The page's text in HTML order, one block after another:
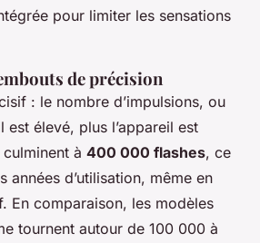
pour limiter les sensations
de précision
: le nombre d’impulsions, ou
est élevé, plus l’appareil est
à 400 000 flashes, ce
années d’utilisation, même en
En comparaison, les modèles
tournent autour de 100 000 à